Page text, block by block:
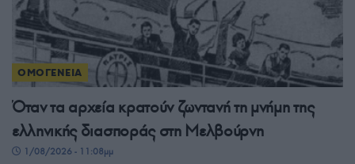
ΟΜΟΓΕΝΕΙΑ
Όταν τα αρχεία κρατούν ζωντανή τη μνήμη της
ελληνικής διασποράς στη Μελβούρνη
1/08/2026 - 11:08μμ